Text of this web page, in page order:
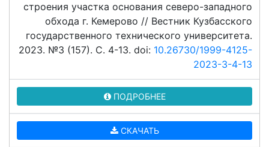
строения участка основания северо-западного
обхода г. Кемерово // Вестник Кузбасского
государственного технического университета.
2023. №3 (157). C. 4-13. doi: 10.26730/1999-4125-
2023-3-4-13
ПОДРОБНЕЕ
СКАЧАТЬ